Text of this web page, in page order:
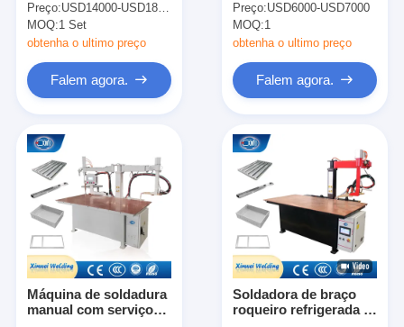
de SS
Preço:USD14000-USD18000
MOQ:1 Set
obtenha o ultimo preço
Falem agora.
ponto de precisão
Preço:USD6000-USD7000
MOQ:1
obtenha o ultimo preço
Falem agora.
Máquina de soldadura
manual com serviço
Soldadora de braço
roqueiro refrigerada a